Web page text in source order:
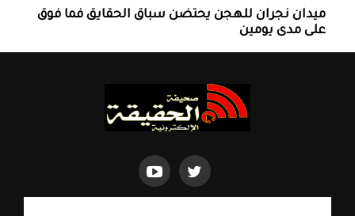
ميدان نجران للهجن يحتضن سباق الحقايق فما فوق
على مدى يومين